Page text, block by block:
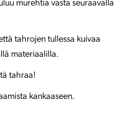
murehtia vasta seuraavalla
tahrojen tullessa kuivaa
materiaalilla.
tahraa!
kankaaseen.